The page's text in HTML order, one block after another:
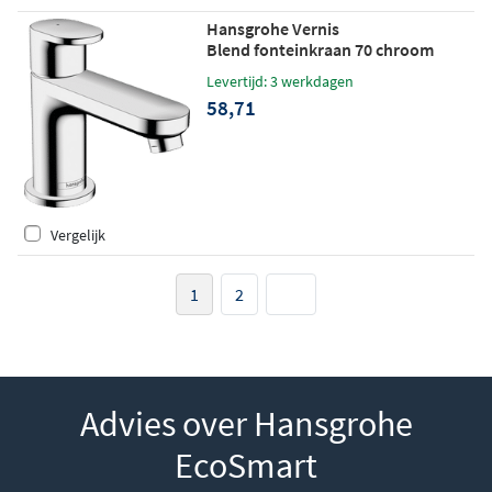
Hansgrohe Vernis
Blend fonteinkraan 70 chroom
Levertijd: 3 werkdagen
58,71
Vergelijk
1 2
Advies over Hansgrohe
EcoSmart